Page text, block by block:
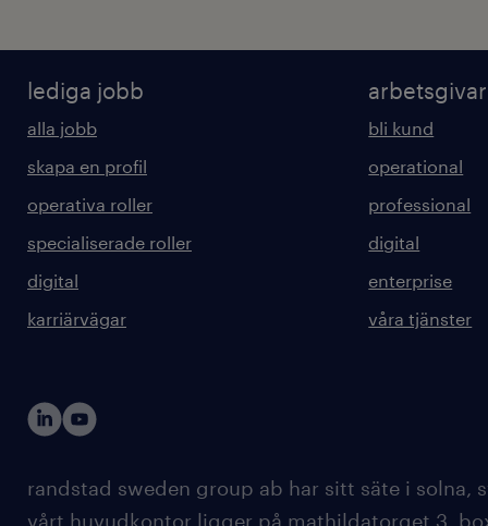
lediga jobb
alla jobb
skapa en profil
operativa roller
specialiserade roller
digital
karriärvägar
bli kund
operational
professional
digital
enterprise
våra tjänster
randstad sweden group ab har sitt säte i solna,
vårt huvudkontor ligger på mathildatorget 3,